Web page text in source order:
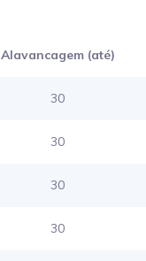
Alavancagem (até)
30
30
30
30